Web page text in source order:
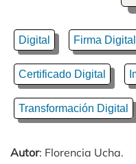
Digital Firma Digital
Certificado Digital
Transformación Digital
Autor: Florencia Ucha.